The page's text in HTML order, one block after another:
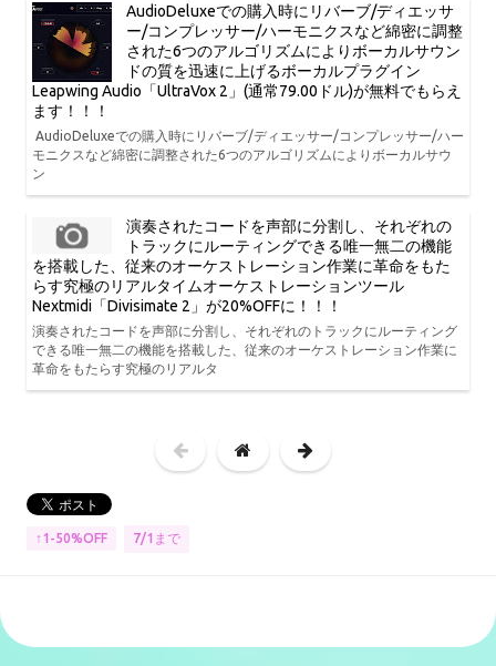
AudioDeluxeでの購入時にリバーブ/ディエッサ
ー/コンプレッサー/ハーモニクスなど綿密に調整
された6つのアルゴリズムによりボーカルサウン
ドの質を迅速に上げるボーカルプラグイン
Leapwing Audio「UltraVox 2」(通常79.00ドル)が無料でもらえ
ます！！！
AudioDeluxeでの購入時にリバーブ/ディエッサー/コンプレッサー/ハー
モニクスなど綿密に調整された6つのアルゴリズムによりボーカルサウ
ン
演奏されたコードを声部に分割し、それぞれの
トラックにルーティングできる唯一無二の機能
を搭載した、従来のオーケストレーション作業に革命をもた
らす究極のリアルタイムオーケストレーションツール
Nextmidi「Divisimate 2」が20%OFFに！！！
演奏されたコードを声部に分割し、それぞれのトラックにルーティング
できる唯一無二の機能を搭載した、従来のオーケストレーション作業に
革命をもたらす究極のリアルタ
↑1-50%OFF 7/1まで